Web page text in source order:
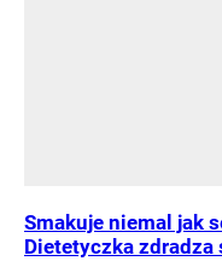
Smakuje niemal jak
Dietetyczka